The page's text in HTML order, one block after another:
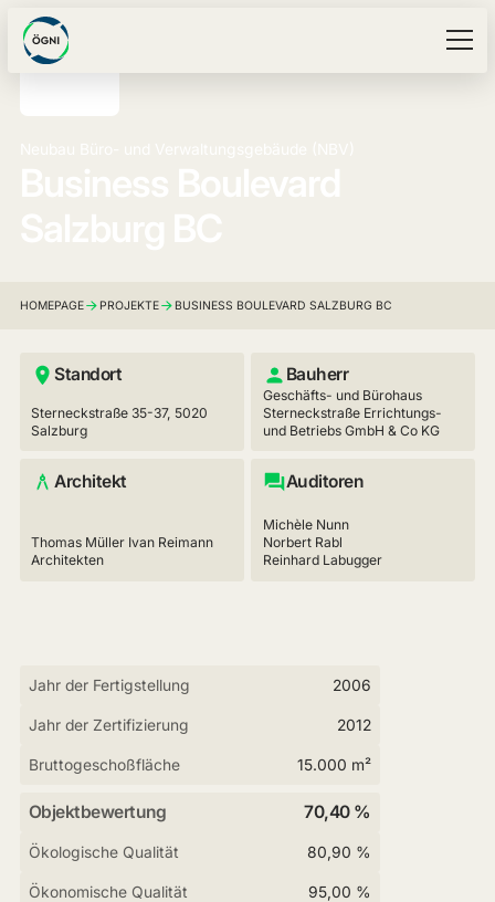
HOMEPAGE PROJEKTE BUSINESS BOULEVARD SALZBURG BC
Standort
Sterneckstraße 35-37, 5020
Salzburg
Bauherr
Geschäfts- und Bürohaus
Sterneckstraße Errichtungs-
und Betriebs GmbH & Co KG
Architekt
Thomas Müller Ivan Reimann
Architekten
Auditoren
Michèle Nunn
Norbert Rabl
Reinhard Labugger
Jahr der Fertigstellung 2006
Jahr der Zertifizierung 2012
Bruttogeschoßfläche 15.000 m²
Objektbewertung 70,40 %
Ökologische Qualität 80,90 %
Ökonomische Qualität 95,00 %